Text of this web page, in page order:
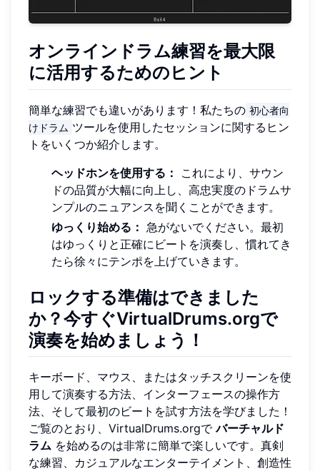
オンラインドラム練習を最大限
に活用するためのヒント
簡単な練習でも違いがあります！私たちの 初心者向
けドラム ツールを使用したセッションに関するヒン
トをいくつか紹介します。
ヘッドホンを使用する：
これにより、サウン
ドの品質が大幅に向上し、高忠実度のドラムサ
ンプルのニュアンスを聞くことができます。
ゆっくり始める： 急がないでください。最初
はゆっくりと正確にビートを演奏し、慣れてき
たら徐々にテンポを上げていきます。
ロックする準備はできました
か？今すぐVirtualDrums.orgで
演奏を始めましょう！
キーボード、マウス、またはタッチスクリーンを使
用して演奏する方法、インターフェースの操作方
法、そして最初のビートを試す方法を学びました！
ご覧のとおり、VirtualDrums.orgでバーチャルド
ラム を始めるのは非常に簡単で楽しいです。真剣
な練習、カジュアルなエンターテイメント、創造性